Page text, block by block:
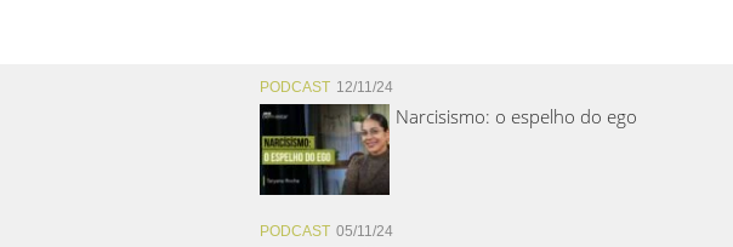
PODCAST 12/11/24
Narcisismo: o espelho do ego
PODCAST 05/11/24